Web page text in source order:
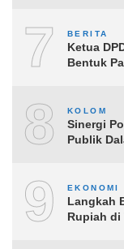
7 BERITA
Ketua
Bentuk
8 KOLOM
Sinergi
Publik
9 EKONOMI
Langkah
Rupiah di